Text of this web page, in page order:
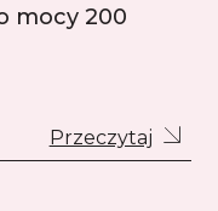
mocy 200
Przeczytaj